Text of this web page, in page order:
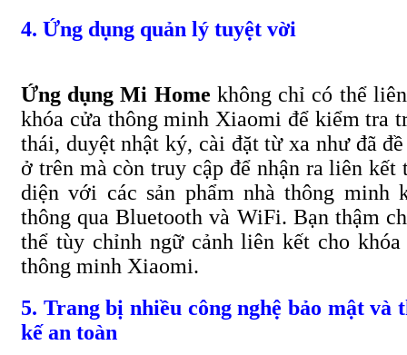
4. Ứng dụng quản lý tuyệt vời
Ứng dụng Mi Home không chỉ có thể
khóa cửa thông minh Xiaomi để kiểm tra
thái, duyệt nhật ký, cài đặt từ xa như đã
ở trên mà còn truy cập để nhận ra liên kết
diện với các sản phẩm nhà thông minh
thông qua Bluetooth và WiFi. Bạn thậm
thể tùy chỉnh ngữ cảnh liên kết cho khóa
thông minh Xiaomi.
5. Trang bị nhiều công nghệ bảo mật và
kế an toàn